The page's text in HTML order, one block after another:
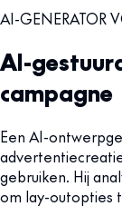
AI-GENERATOR
AI-
campagne
Een AI-
gebruiken. Hij
om lay-outopties